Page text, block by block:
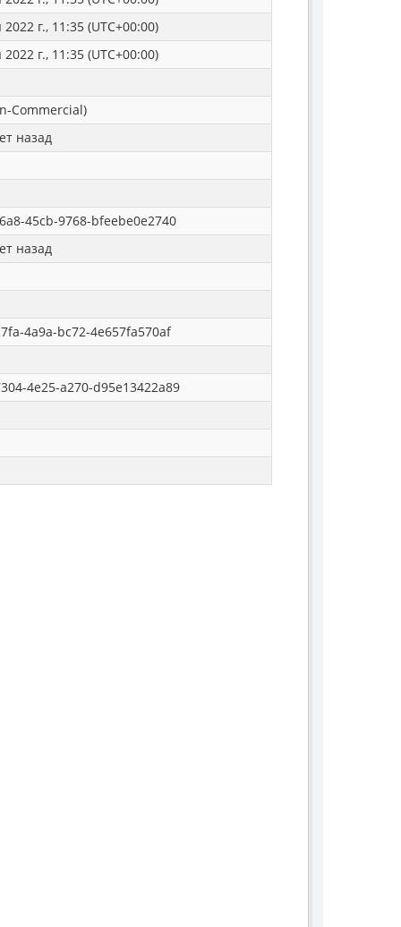
г., 11:35 (UTC+00:00)
г., 11:35 (UTC+00:00)
Commercial)
назад
45cb-9768-bfeebe0e2740
назад
4a9a-bc72-4e657fa570af
4e25-a270-d95e13422a89